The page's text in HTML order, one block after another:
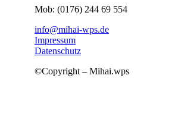
Mob: (0176) 244 69 554
info@mihai-wps.de
Impressum
Datenschutz
©Copyright – Mihai.wps